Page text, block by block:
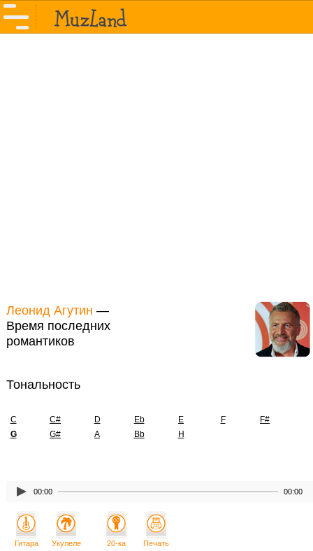
Леонид Агутин —
Время последних
романтиков
Тональность
C C# D Eb E F
F#
G
G# A Bb H
00:00 00:00
Гитара Укулеле 20-ка Печать